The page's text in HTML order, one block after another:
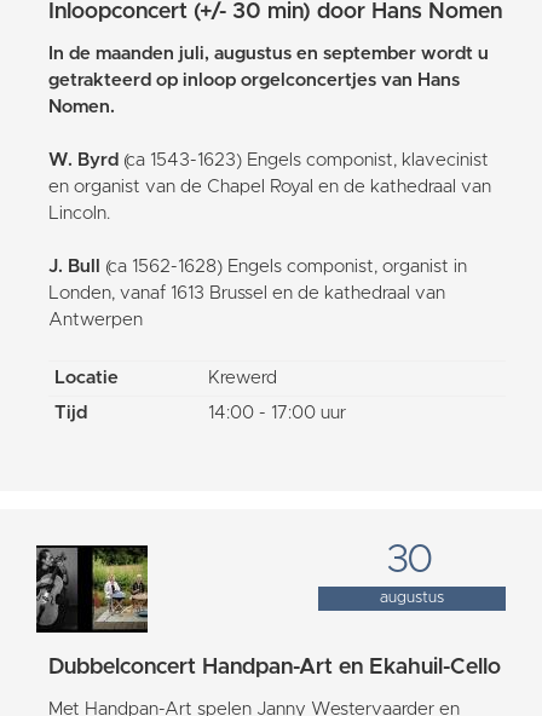
Inloopconcert (+/- 30 min) door Hans Nomen
In de maanden juli, augustus en september wordt u
getrakteerd op inloop orgelconcertjes van Hans
Nomen.
W. Byrd (ca 1543-1623) Engels componist, klavecinist
en organist van de Chapel Royal en de kathedraal van
Lincoln.
J. Bull
(ca 1562-1628) Engels componist, organist in
Londen, vanaf 1613 Brussel en de kathedraal van
Antwerpen
Locatie
Krewerd
Tijd
14:00 - 17:00 uur
30
augustus
Dubbelconcert Handpan-Art en Ekahuil-Cello
Met Handpan-Art spelen Janny Westervaarder en